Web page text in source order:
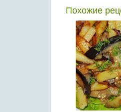
Похожие